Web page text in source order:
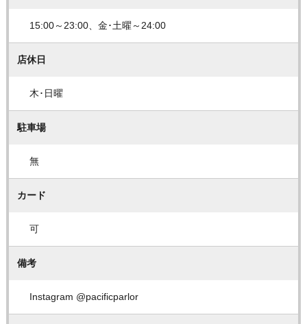
15:00～23:00、金･土曜～24:00
店休日
木･日曜
駐車場
無
カード
可
備考
Instagram @pacificparlor